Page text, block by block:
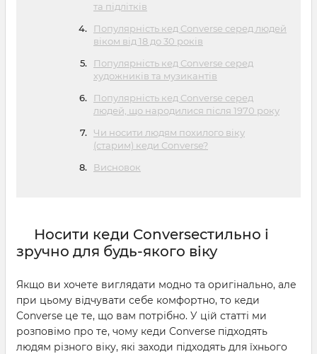
та підлітків
Популярність кед Converse серед людей
віком від 18 до 30 років
Популярність кед Converse серед
художників та музикантів
Популярність кед Converse серед
людей, що народилися після 1970 року
Чи носити людям похилого віку
(старим) кеди Converse?
Висновок
Носити кеди Converseстильно і
зручно для будь-якого віку
Якщо ви хочете виглядати модно та оригінально, але
при цьому відчувати себе комфортно, то кеди
Converse це те, що вам потрібно. У цій статті ми
розповімо про те, чому кеди Converse підходять
людям різного віку, які заходи підходять для їхнього